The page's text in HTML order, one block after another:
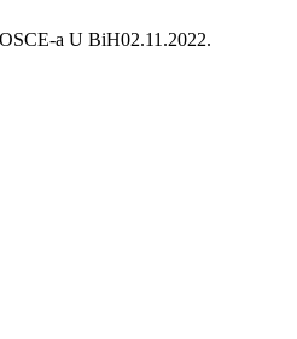
a U BiH02.11.2022.